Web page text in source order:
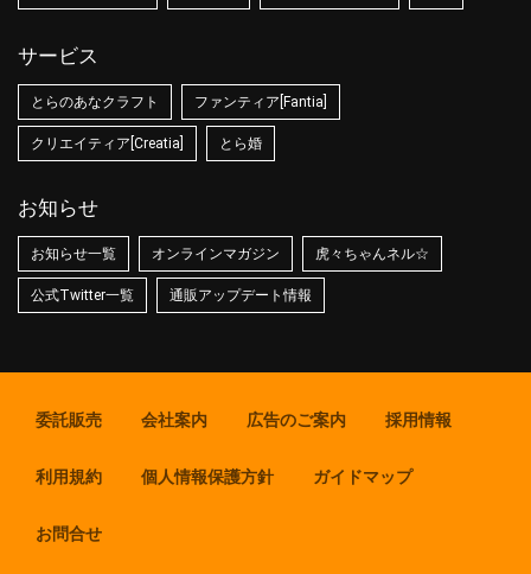
サービス
とらのあなクラフト ファンティア[Fantia]
クリエイティア[Creatia] とら婚
お知らせ
お知らせ一覧 オンラインマガジン 虎々ちゃんネル☆
公式Twitter一覧 通販アップデート情報
委託販売 会社案内 広告のご案内 採用情報
利用規約 個人情報保護方針 ガイドマップ
お問合せ